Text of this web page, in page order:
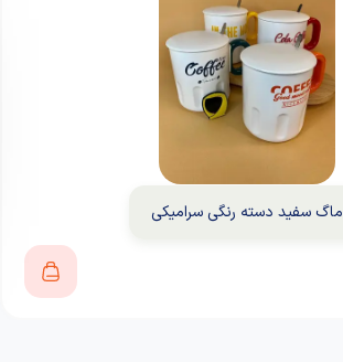
ماگ سفید دسته رنگی سرامیکی